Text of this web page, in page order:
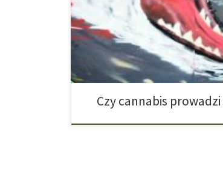
bezpodstawne urojenia bycia
Czy cannabis